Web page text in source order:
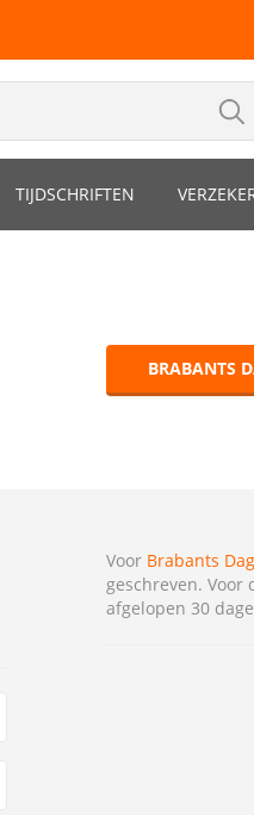
TIJDSCHRIFTEN
BRABANTS
Voor Brabants
geschreven. Voor
afgelopen 30